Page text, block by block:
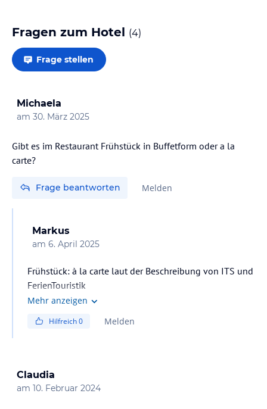
Fragen zum Hotel (4)
Frage stellen
Michaela
am 30. März 2025
Gibt es im Restaurant Frühstück in Buffetform oder a la
carte?
Frage beantworten Melden
Markus
am 6. April 2025
Frühstück: à la carte laut der Beschreibung von ITS und
FerienTouristik
Mehr anzeigen
Hilfreich0 Melden
Claudia
am 10. Februar 2024